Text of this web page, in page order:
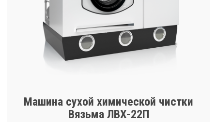
Машина сухой химической чистки
Вязьма ЛВХ-22П